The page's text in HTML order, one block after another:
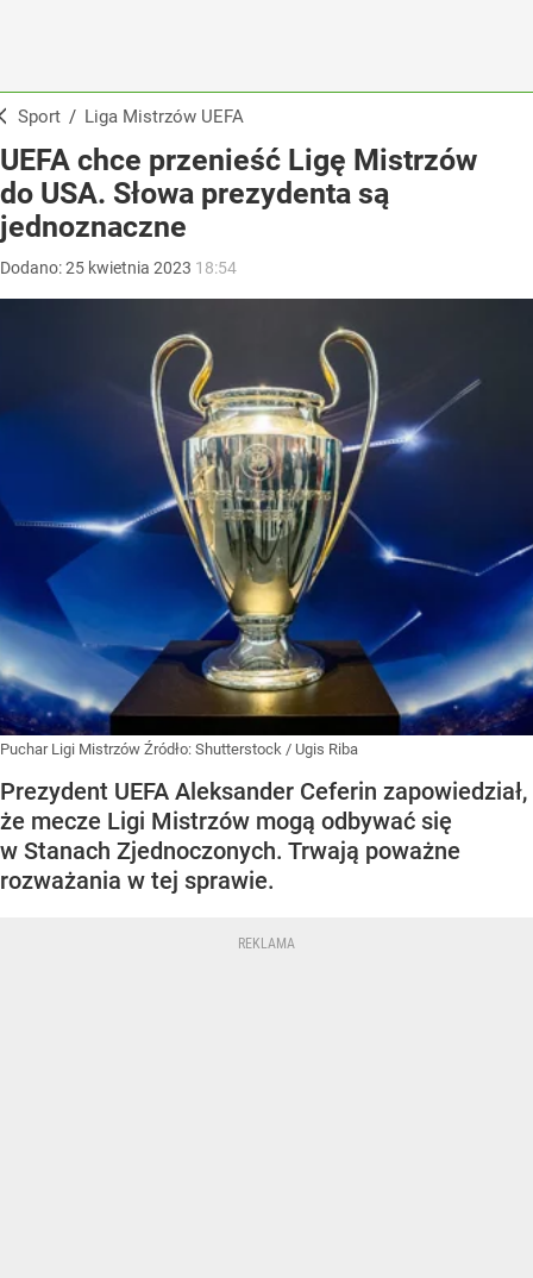
Sport / Liga Mistrzów UEFA
UEFA chce przenieść Ligę Mistrzów
do USA. Słowa prezydenta są
jednoznaczne
Dodano:25 kwietnia 2023 18:54
Puchar Ligi Mistrzów Źródło: Shutterstock / Ugis Riba
Prezydent UEFA Aleksander Ceferin zapowiedział,
że mecze Ligi Mistrzów mogą odbywać się
w Stanach Zjednoczonych. Trwają poważne
rozważania w tej sprawie.